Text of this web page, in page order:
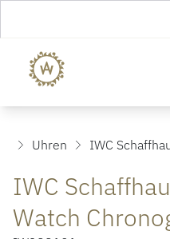
Uhren IWC
IWC
Watch